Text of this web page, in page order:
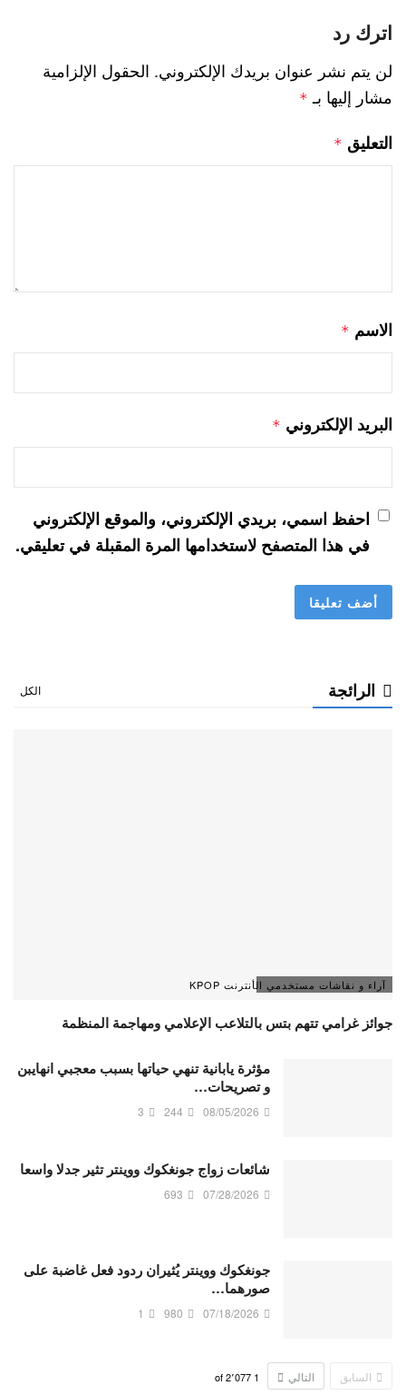
اترك رد
لن يتم نشر عنوان بريدك الإلكتروني. الحقول الإلزامية
مشار إليها بـ *
التعليق *
الاسم *
البريد الإلكتروني *
احفظ اسمي، بريدي الإلكتروني، والموقع الإلكتروني
في هذا المتصفح لاستخدامها المرة المقبلة في تعليقي.
الرائجة الكل
آراء و نقاشات مستخدمي الأنترنت KPOP
جوائز غرامي تتهم بتس بالتلاعب الإعلامي ومهاجمة المنظمة
مؤثرة يابانية تنهي حياتها بسبب معجبي انهايبن
و تصريحات…
08/05/2026
244
3
شائعات زواج جونغكوك ووينتر تثير جدلا واسعا
07/28/2026
693
جونغكوك ووينتر يُثيران ردود فعل غاضبة على
صورهما…
07/18/2026
980
1
السابق التالي 1 2٬077